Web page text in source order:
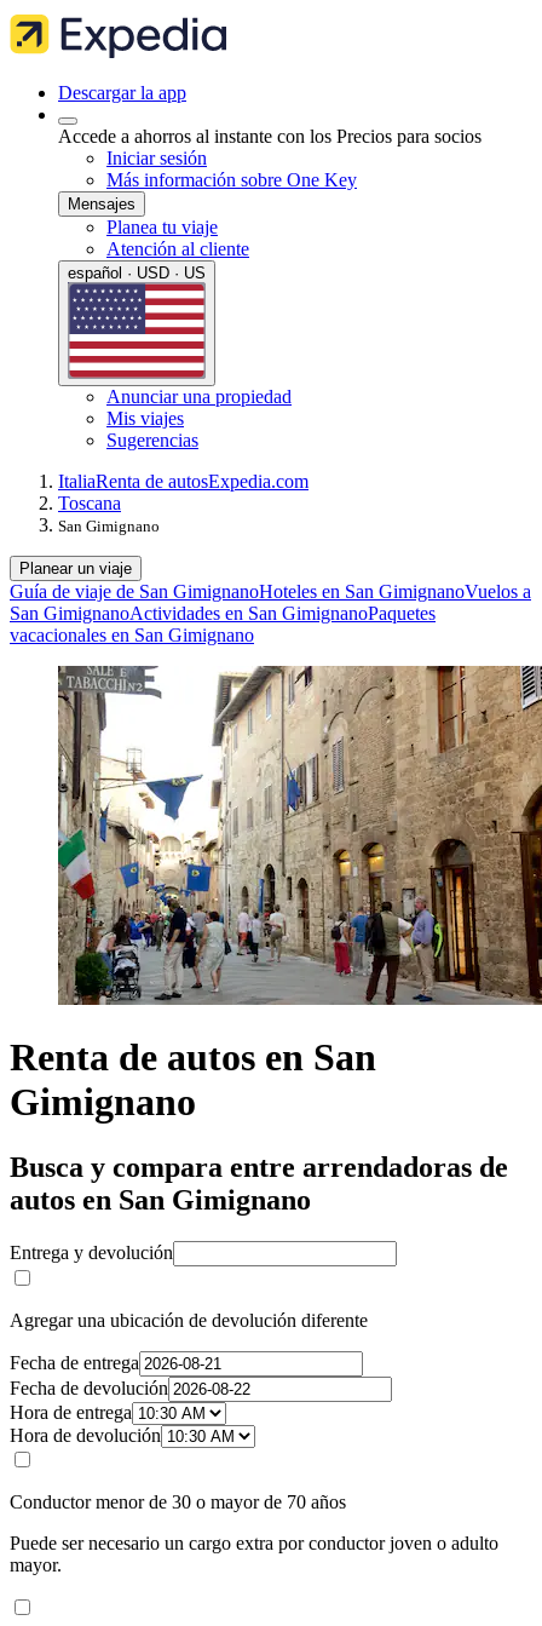
Descargar la app
Accede a ahorros al instante con los Precios para socios
Iniciar sesión
Más información sobre One Key
Mensajes
Planea tu viaje
Atención al cliente
español · USD · US
Anunciar una propiedad
Mis viajes
Sugerencias
ItaliaRenta de autosExpedia.com
Toscana
San Gimignano
Planear un viaje
Guía de viaje de San GimignanoHoteles en San GimignanoVuelos a
San GimignanoActividades en San GimignanoPaquetes
vacacionales en San Gimignano
Renta de autos en San
Gimignano
Busca y compara entre arrendadoras de
autos en San Gimignano
Entrega y devolución
Agregar una ubicación de devolución diferente
Fecha de entrega
Fecha de devolución
Hora de entrega
Hora de devolución
Conductor menor de 30 o mayor de 70 años
Puede ser necesario un cargo extra por conductor joven o adulto
mayor.